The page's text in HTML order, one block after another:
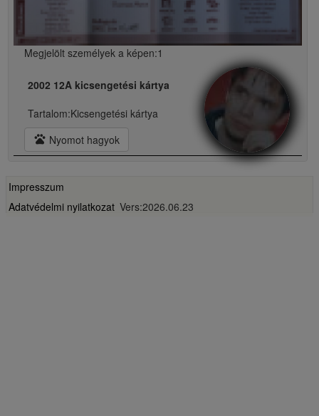
Megjelölt személyek a képen:1
2002 12A kicsengetési kártya
Tartalom:Kicsengetési kártya
pets Nyomot hagyok
Impresszum
Adatvédelmi nyilatkozat Vers:2026.06.23